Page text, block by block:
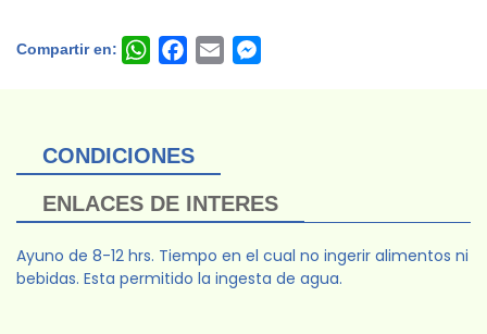
Compartir en: WhatsAppFacebook
Email
CONDICIONES
ENLACES DE INTERES
Ayuno de 8-12 hrs. Tiempo en el cual no ingerir alimentos ni
bebidas. Esta permitido la ingesta de agua.